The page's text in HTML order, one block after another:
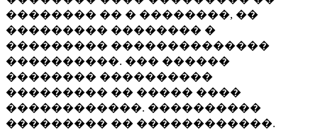
�������� �� � ��������, ��
��������� �������� �
��������� ��������������
����������. ��� ������
�������� ����������
��������� �� ����� ����
������������. ����������
��������� �� ������������.